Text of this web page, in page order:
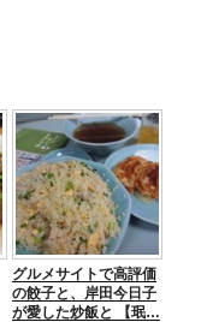
グルメサイトで高評価
の餃子と、岸田今日子
が愛した炒飯と 【珉…